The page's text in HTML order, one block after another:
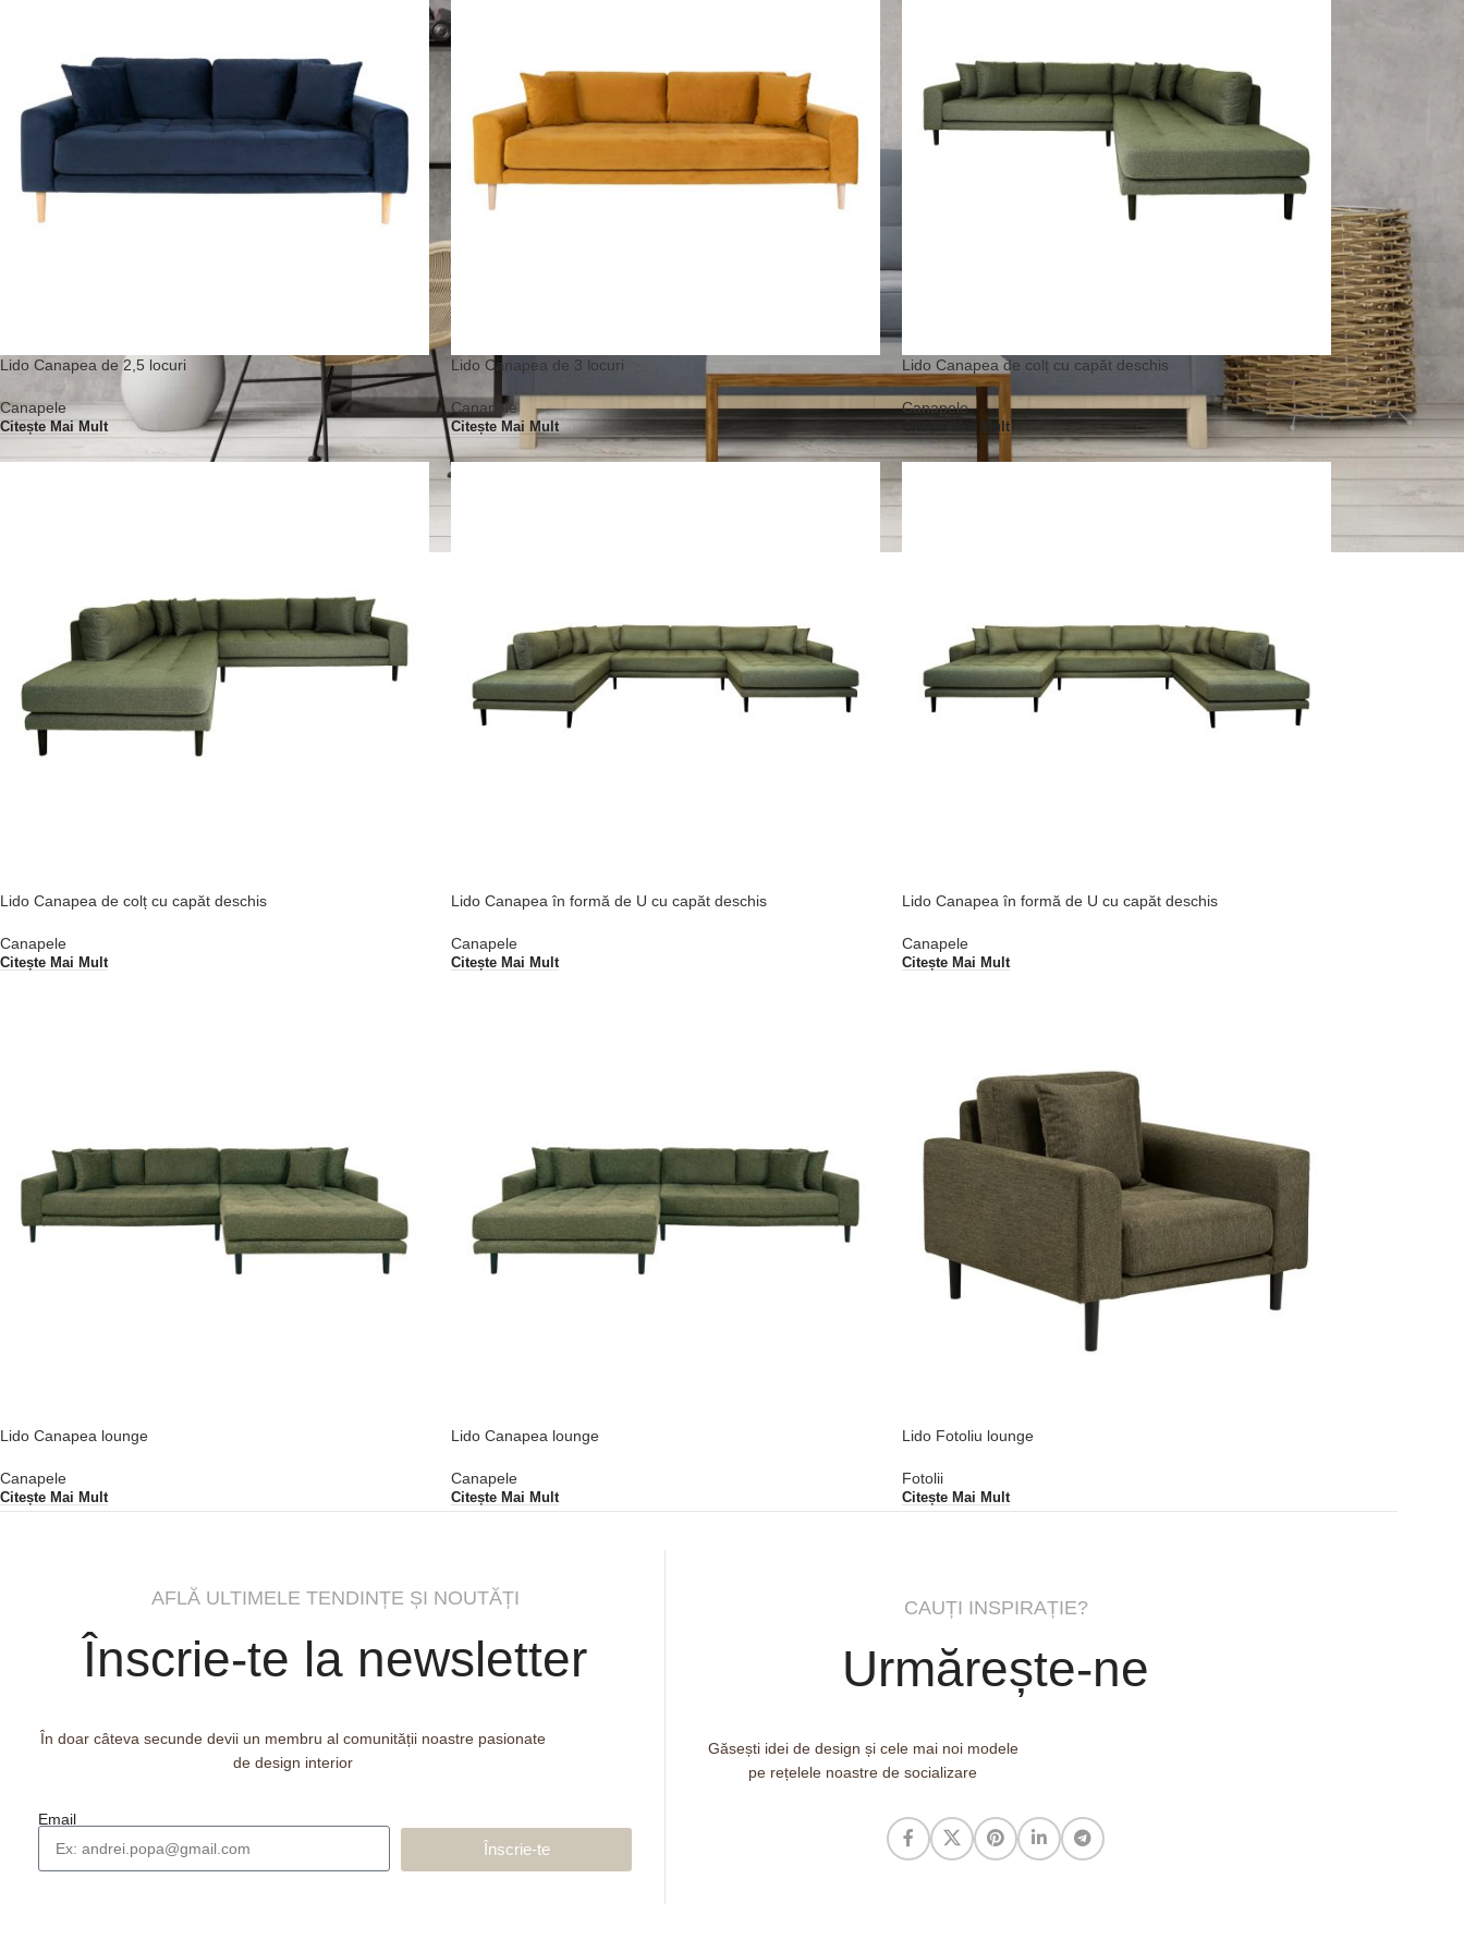
Lido Canapea de 2,5 locuri
Canapele
Citește Mai Mult
Lido Canapea de 3 locuri
Canapele
Citește Mai Mult
Lido Canapea de colț cu capăt deschis
Canapele
Citește Mai Mult
Lido Canapea de colț cu capăt deschis
Canapele
Citește Mai Mult
Lido Canapea în formă de U cu capăt deschis
Canapele
Citește Mai Mult
Lido Canapea în formă de U cu capăt deschis
Canapele
Citește Mai Mult
Lido Canapea lounge
Canapele
Citește Mai Mult
Lido Canapea lounge
Canapele
Citește Mai Mult
Lido Fotoliu lounge
Fotolii
Citește Mai Mult
AFLĂ ULTIMELE TENDINȚE ȘI NOUTĂȚI
Înscrie-te la newsletter
În doar câteva secunde devii un membru al comunității noastre pasionate
de design interior
Email
Înscrie-te
CAUȚI INSPIRAȚIE?
Urmărește-ne
Găsești idei de design și cele mai noi modele
pe rețelele noastre de socializare